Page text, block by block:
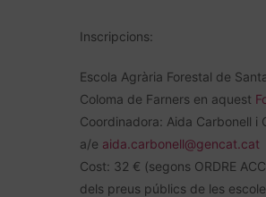
Inscripcions:
Escola Agrària Forestal de
Coloma de Farners en aquest
Coordinadora: Aida Carbonell i
a/e aida.carbonell@gencat.cat
Cost: 32 € (segons ORDRE
dels preus públics de les